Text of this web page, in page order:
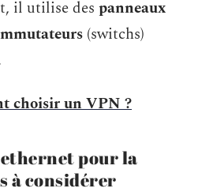
il utilise des panneaux
(switchs)
choisir un VPN ?
pour la
à considérer